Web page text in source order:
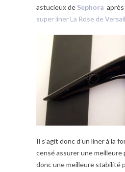
astucieux de Sephora
super liner La Rose de
Il s’agit donc d’un liner à la
censé assurer une meilleure
donc une meilleure stabilité